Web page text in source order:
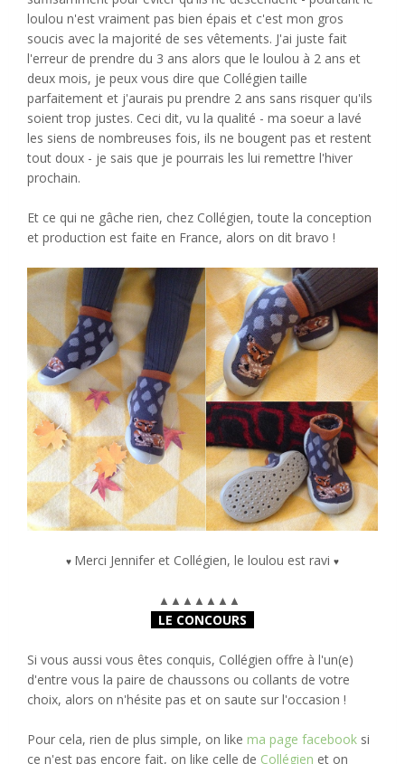
loulou n'est vraiment pas bien épais et c'est mon gros
soucis avec la majorité de ses vêtements. J'ai juste fait
l'erreur de prendre du 3 ans alors que le loulou à 2 ans et
deux mois, je peux vous dire que Collégien taille
parfaitement et j'aurais pu prendre 2 ans sans risquer qu'ils
soient trop justes. Ceci dit, vu la qualité - ma soeur a lavé
les siens de nombreuses fois, ils ne bougent pas et restent
tout doux - je sais que je pourrais les lui remettre l'hiver
prochain.
Et ce qui ne gâche rien, chez Collégien, toute la conception
et production est faite en France, alors on dit bravo !
♥ Merci Jennifer et Collégien, le loulou est ravi ♥
▲ ▲ ▲ ▲ ▲ ▲ ▲
LE CONCOURS
Si vous aussi vous êtes conquis, Collégien offre à l'un(e)
d'entre vous la paire de chaussons ou collants de votre
choix, alors on n'hésite pas et on saute sur l'occasion !
Pour cela, rien de plus simple, on like ma page facebook si
ce n'est pas encore fait, on like celle de Collégien et on